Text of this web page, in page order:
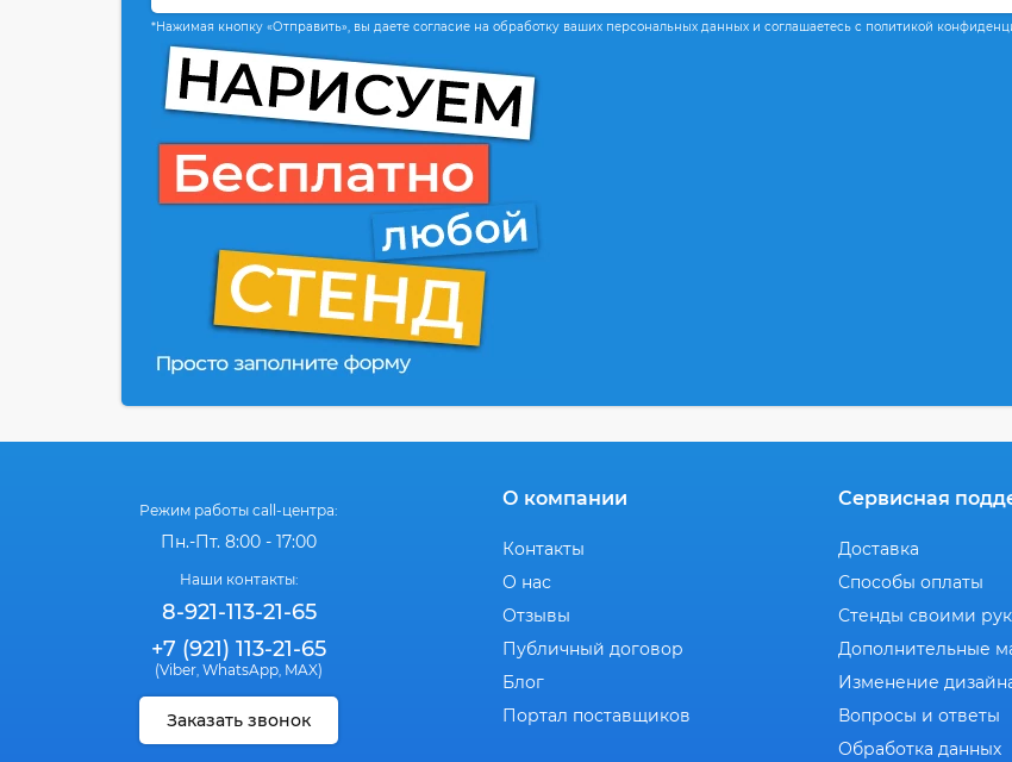
*Нажимая кнопку «Отправить», вы даете согласие на обработку ваших персональных данных и соглашаетесь с политикой
Режим работы call-центра:
Пн.-Пт. 8:00 - 17:00
Наши контакты:
8-921-113-21-65
+7 (921) 113-21-65
(Viber, WhatsApp, MAX)
Заказать звонок
О компании
Контакты
О нас
Отзывы
Публичный договор
Блог
Портал поставщиков
Сервисная
Доставка
Способы оплаты
Стенды своими
Дополнительные
Изменение
Вопросы и ответы
Обработка данных